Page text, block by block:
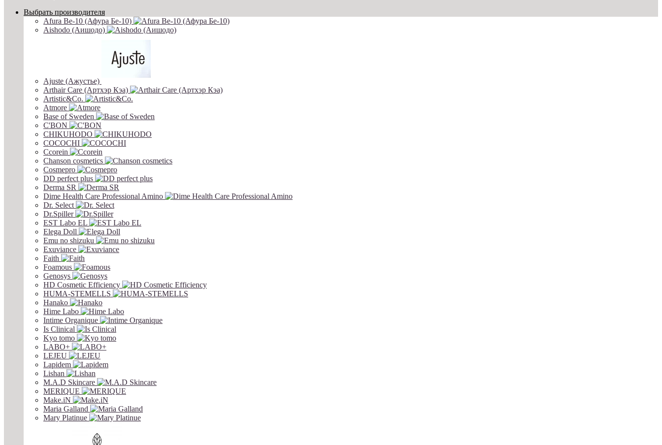
Выбрать производителя
Afura Be-10 (Афура Бе-10)
Aishodo (Аишодо)
Ajuste (Ажустье)
Arthair Care (Артхэр Кэа)
Artistic&Co.
Atmore
Base of Sweden
C'BON
CHIKUHODO
COCOCHI
Ccorein
Chanson cosmetics
Cosmepro
DD perfect plus
Derma SR
Dime Health Care Professional Amino
Dr. Select
Dr.Spiller
EST Labo EL
Elega Doll
Emu no shizuku
Exuviance
Faith
Foamous
Genosys
HD Cosmetic Efficiency
HUMA-STEMELLS
Hanako
Hime Labo
Intime Organique
Is Clinical
Kyo tomo
LABO+
LEJEU
Lapidem
Lishan
M.A.D Skincare
MERIQUE
Make.iN
Maria Galland
Mary Platinue